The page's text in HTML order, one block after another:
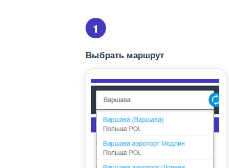
1
Выбрать маршрут